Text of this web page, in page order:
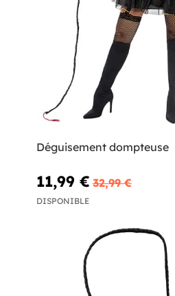
Déguisement dompteuse
11,99 € 32,99 €
DISPONIBLE